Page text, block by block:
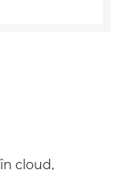
cloud,